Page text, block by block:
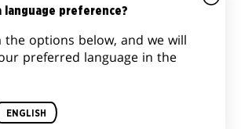
LA MAÎTRISE LES
DE
2024
language preference?
the options below, and we will
preferred language in the
ENGLISH